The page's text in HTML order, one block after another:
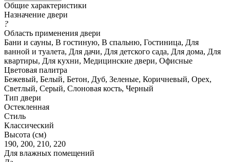
Общие характеристики
Назначение двери
?
Область применения двери
Бани и сауны, В гостиную, В спальню, Гостиница, Для
ванной и туалета, Для дачи, Для детского сада, Для дома, Для
квартиры, Для кухни, Медицинские двери, Офисные
Цветовая палитра
Бежевый, Белый, Бетон, Дуб, Зеленые, Коричневый, Орех,
Светлый, Серый, Слоновая кость, Черный
Тип двери
Остекленная
Стиль
Классический
Высота (см)
190, 200, 210, 220
Для влажных помещений